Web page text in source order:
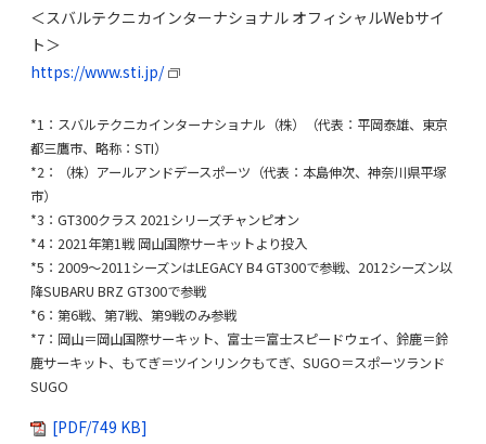
＜スバルテクニカインターナショナル オフィシャルWebサイ
ト＞
https://www.sti.jp/
*1：スバルテクニカインターナショナル（株）（代表：平岡泰雄、東京
都三鷹市、略称：STI）
*2：（株）アールアンドデースポーツ（代表：本島伸次、神奈川県平塚
市）
*3：GT300クラス 2021シリーズチャンピオン
*4：2021年第1戦 岡山国際サーキットより投入
*5：2009～2011シーズンはLEGACY B4 GT300で参戦、2012シーズン以
降SUBARU BRZ GT300で参戦
*6：第6戦、第7戦、第9戦のみ参戦
*7：岡山＝岡山国際サーキット、富士＝富士スピードウェイ、鈴鹿＝鈴
鹿サーキット、もてぎ＝ツインリンクもてぎ、SUGO＝スポーツランド
SUGO
[PDF/749 KB]